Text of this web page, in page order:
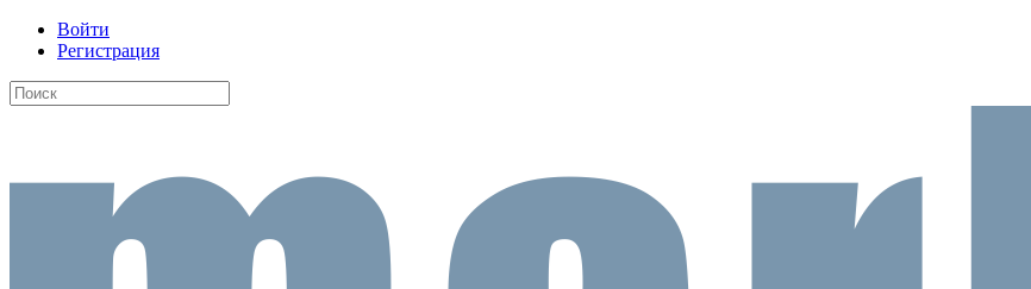
Войти
Регистрация